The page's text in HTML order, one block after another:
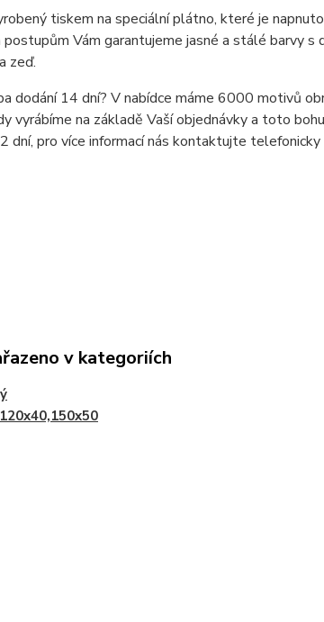
tiskem na speciální plátno, které je
postupům Vám garantujeme jasné a stálé barvy
zeď.
dodání 14 dní? V nabídce máme 6000 motivů
vyrábíme na základě Vaší objednávky a toto
dní, pro více informací nás kontaktujte telefonicky
v kategoriích